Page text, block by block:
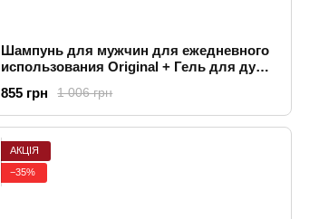
Шампунь для мужчин для ежедневного
использования Original + Гель для душа
1 006 грн
855 грн
АКЦІЯ
−35%